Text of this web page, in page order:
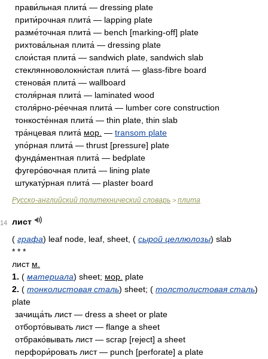
прави́льная плита́ — dressing plate
прити́рочная плита́ — lapping plate
разме́точная плита́ — bench [marking-off] plate
рихтова́льная плита́ — dressing plate
слои́стая плита́ — sandwich plate, sandwich slab
стеклянноволокни́стая плита́ — glass-fibre board
стенова́я плита́ — wallboard
столя́рная плита́ — laminated wood
столя́рно-ре́ечная плита́ — lumber core construction
тонкосте́нная плита́ — thin plate, thin slab
тра́нцевая плита́ мор. — transom plate
упо́рная плита́ — thrust [pressure] plate
фунда́ментная плита́ — bedplate
фугеро́вочная плита́ — lining plate
штукату́рная плита́ — plaster board
Русско-английский политехнический словарь > плита
14
лист
( графа) leaf node, leaf, sheet, ( сырой целлюлозы) slab
* * *
лист м.
1. ( материала) sheet; мор. plate
2. ( тонколистовая сталь) sheet; ( толстолистовая сталь)
plate
зачища́ть лист — dress a sheet or plate
отборто́вывать лист — flange a sheet
отбрако́вывать лист — scrap [reject] a sheet
перфори́ровать лист — punch [perforate] a plate